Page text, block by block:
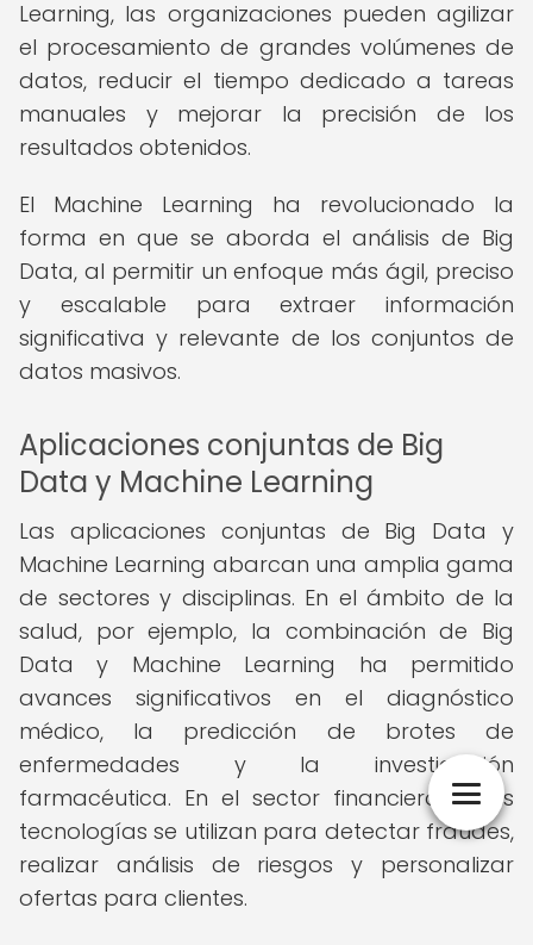
Learning, las organizaciones pueden agilizar
el procesamiento de grandes volúmenes de
datos, reducir el tiempo dedicado a tareas
manuales y mejorar la precisión de los
resultados obtenidos.
El Machine Learning ha revolucionado la
forma en que se aborda el análisis de Big
Data, al permitir un enfoque más ágil, preciso
y escalable para extraer información
significativa y relevante de los conjuntos de
datos masivos.
Aplicaciones conjuntas de Big
Data y Machine Learning
Las aplicaciones conjuntas de Big Data y
Machine Learning abarcan una amplia gama
de sectores y disciplinas. En el ámbito de la
salud, por ejemplo, la combinación de Big
Data y Machine Learning ha permitido
avances significativos en el diagnóstico
médico, la predicción de brotes de
enfermedades y la investigación
farmacéutica. En el sector financiero, estas
tecnologías se utilizan para detectar fraudes,
realizar análisis de riesgos y personalizar
ofertas para clientes.